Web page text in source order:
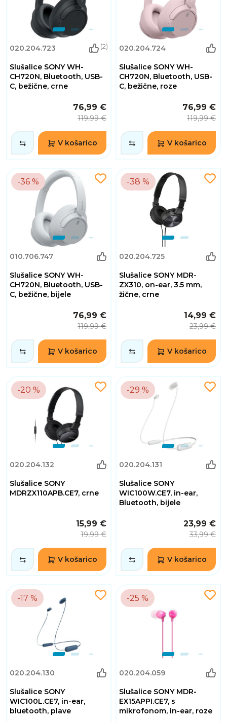
020.204.723 (2)
Slušalice SONY WH-
CH720N, Bluetooth, USB-
C, bežične, crne
76,99 €
119,99 €
V košarico
020.204.724
Slušalice SONY WH-
CH720N, Bluetooth, USB-
C, bežične, roze
76,99 €
119,99 €
V košarico
-36 %
010.706.747
Slušalice SONY WH-
CH720N, Bluetooth, USB-
C, bežične, bijele
76,99 €
119,99 €
V košarico
-38 %
020.204.725
Slušalice SONY MDR-
ZX310, on-ear, 3.5 mm,
žične, crne
14,99 €
23,99 €
V košarico
-20 %
020.204.132
Slušalice SONY
MDRZX110APB.CE7, crne
15,99 €
19,99 €
V košarico
-29 %
020.204.131
Slušalice SONY
WIC100W.CE7, in-ear,
Bluetooth, bijele
23,99 €
33,99 €
V košarico
-17 %
020.204.130
Slušalice SONY
WIC100L.CE7, in-ear,
bluetooth, plave
-25 %
020.204.059
Slušalice SONY MDR-
EX15APPI.CE7, s
mikrofonom, in-ear, roze